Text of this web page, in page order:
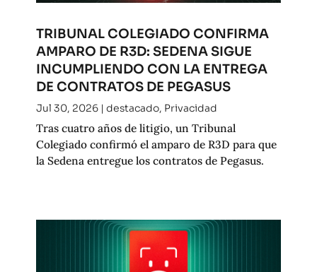
TRIBUNAL COLEGIADO CONFIRMA
AMPARO DE R3D: SEDENA SIGUE
INCUMPLIENDO CON LA ENTREGA
DE CONTRATOS DE PEGASUS
Jul 30, 2026| destacado, Privacidad
Tras cuatro años de litigio, un Tribunal
Colegiado confirmó el amparo de R3D para que
la Sedena entregue los contratos de Pegasus.